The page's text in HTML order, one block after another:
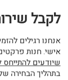
לקבל
אנחנו רגילים
אישי. חנות
שיודעים
בתהליך הבחירה